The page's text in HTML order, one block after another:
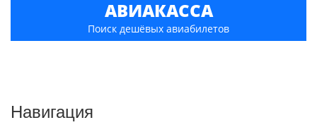
АВИАКАССА
Поиск дешёвых авиабилетов
Навигация